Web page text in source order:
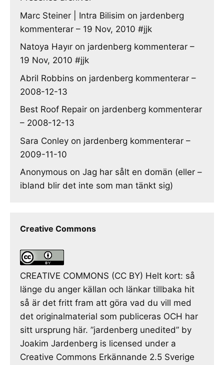
Marc Steiner | Intra Bilisim on jardenberg
kommenterar – 19 Nov, 2010 #jjk
Natoya Hayır on jardenberg kommenterar –
19 Nov, 2010 #jjk
Abril Robbins on jardenberg kommenterar –
2008-12-13
Best Roof Repair on jardenberg kommenterar
– 2008-12-13
Sara Conley on jardenberg kommenterar –
2009-11-10
Anonymous on Jag har sålt en domän (eller –
ibland blir det inte som man tänkt sig)
Creative Commons
CREATIVE COMMONS (CC BY) Helt kort: så
länge du anger källan och länkar tillbaka hit
så är det fritt fram att göra vad du vill med
det originalmaterial som publiceras OCH har
sitt ursprung här. ”jardenberg unedited” by
Joakim Jardenberg is licensed under a
Creative Commons Erkännande 2.5 Sverige